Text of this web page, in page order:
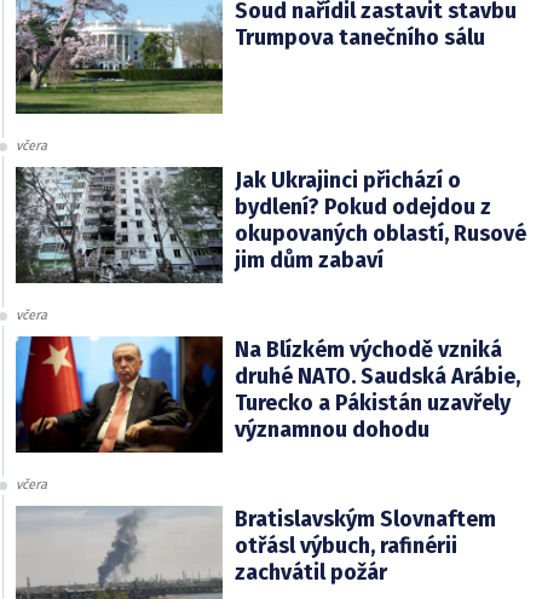
Soud nařídil zastavit stavbu
Trumpova tanečního sálu
včera
Jak Ukrajinci přichází o
bydlení? Pokud odejdou z
okupovaných oblastí, Rusové
jim dům zabaví
včera
Na Blízkém východě vzniká
druhé NATO. Saudská Arábie,
Turecko a Pákistán uzavřely
významnou dohodu
včera
Bratislavským Slovnaftem
otřásl výbuch, rafinérii
zachvátil požár